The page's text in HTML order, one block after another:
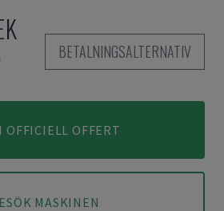
BETALNINGSALTERNATIV
OFFICIELL OFFERT
MASKINEN